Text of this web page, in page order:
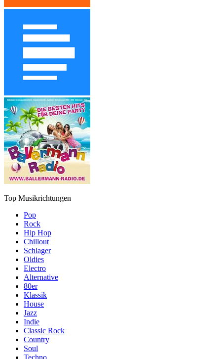
Top Musikrichtungen
Pop
Rock
Hip Hop
Chillout
Schlager
Oldies
Electro
Alternative
80er
Klassik
House
Jazz
Indie
Classic Rock
Country
Soul